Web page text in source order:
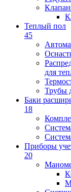
Теплый пол
45
для
Трубы
Баки
18
Приборы
20